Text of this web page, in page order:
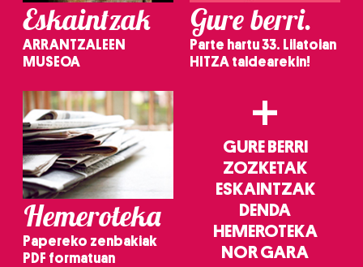
Eskaintzak
ARRANTZALEEN
MUSEOA
Gure berri.
Parte hartu 33. Lilatoian
HITZA taldearekin!
Hemeroteka
Papereko zenbakiak
PDF formatuan
+
GURE BERRI
ZOZKETAK
ESKAINTZAK
DENDA
HEMEROTEKA
NOR GARA